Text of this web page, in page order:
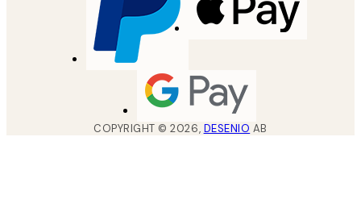
COPYRIGHT ©2026, DESENIO AB